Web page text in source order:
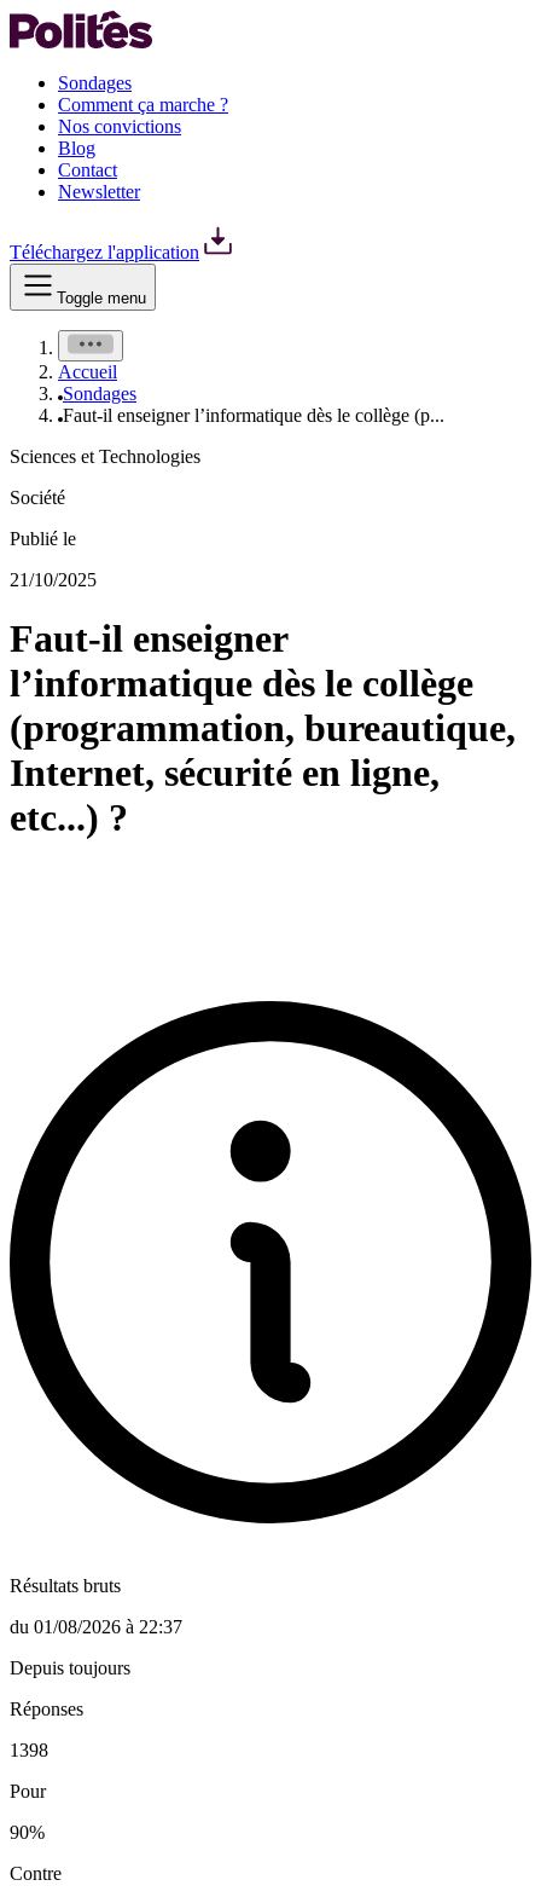
Sondages
Comment ça marche ?
Nos convictions
Blog
Contact
Newsletter
Téléchargez l'application
Toggle menu
Accueil
Sondages
Faut-il enseigner l’informatique dès le collège (p...
Sciences et Technologies
Société
Publié le
21/10/2025
Faut-il enseigner
l’informatique dès le collège
(programmation, bureautique,
Internet, sécurité en ligne,
etc...) ?
Résultats bruts
du 01/08/2026 à 22:37
Depuis toujours
Réponses
1398
Pour
90%
Contre